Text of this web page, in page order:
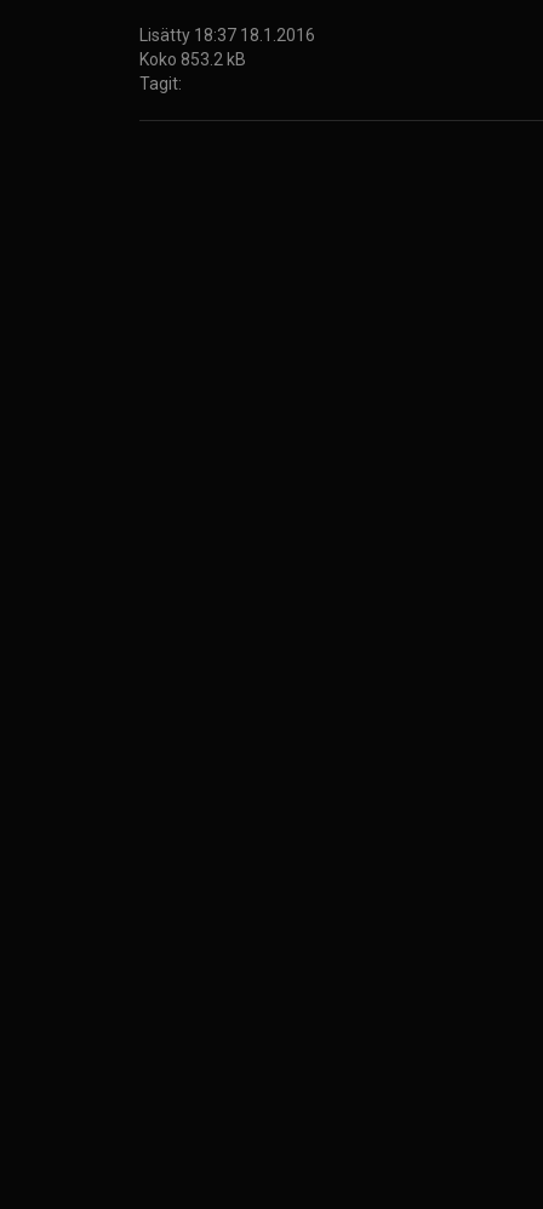
Lisätty 18:37 18.1.2016
Koko 853.2 kB
Tagit: